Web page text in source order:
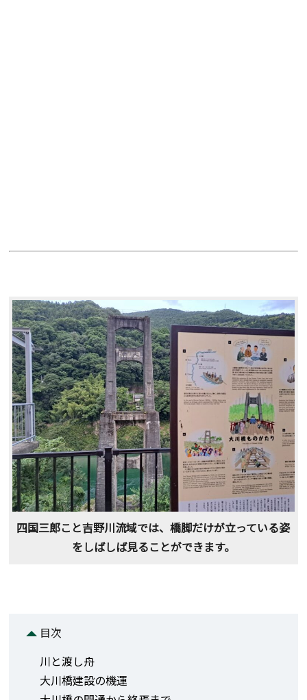
四国三郎こと吉野川流域では、橋脚だけが立っている姿
をしばしば見ることができます。
目次
川と渡し舟
大川橋建設の機運